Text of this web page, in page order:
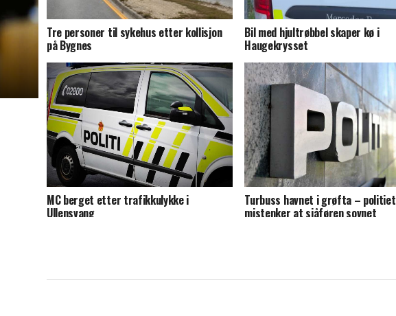
Tre personer til sykehus etter kollisjon
på Bygnes
Bil med hjultrøbbel skaper kø i
Haugekrysset
MC berget etter trafikkulykke i
Ullensvang
Turbuss havnet i grøfta – politiet
mistenker at sjåføren sovnet